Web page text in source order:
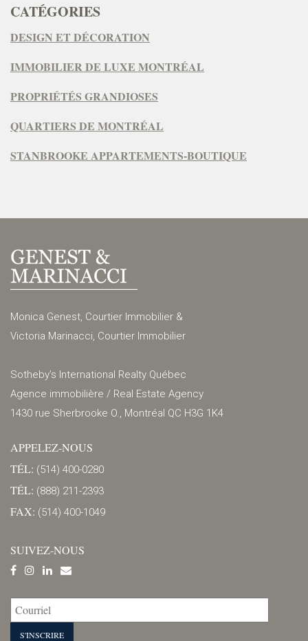
CATÉGORIES
DESIGN ET DÉCORATION
IMMOBILIER DE LUXE MONTRÉAL
PROPRIÉTÉS GRANDIOSES
QUARTIERS DE MONTRÉAL
STANBROOKE APPARTEMENTS-BOUTIQUE
Monica Genest, Courtier Immobilier &
Victoria Marinacci, Courtier Immobilier
Sotheby’s International Realty Québec
Agence immobilière / Real Estate Agency
1430 rue Sherbrooke O., Montréal QC H3G 1K4
APPELEZ-NOUS
TÉL: (514) 400-0280
TÉL: (888) 211-2393
FAX: (514) 400-1049
SUIVEZ-NOUS